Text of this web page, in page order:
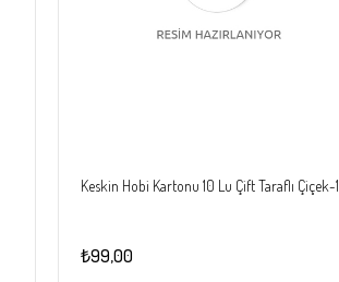
Keskin Hobi Kartonu 10 Lu Çift Taraflı Çiçek-1
₺99,00